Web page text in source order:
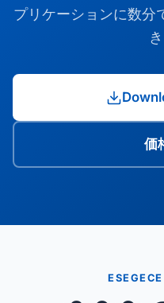
プリケーションに数分
価